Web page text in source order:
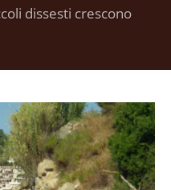
dissesti crescono